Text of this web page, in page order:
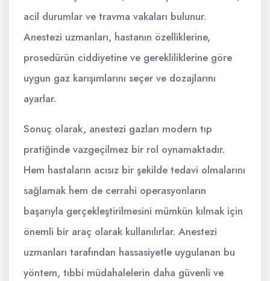
acil durumlar ve travma vakaları bulunur.
Anestezi uzmanları, hastanın özelliklerine,
prosedürün ciddiyetine ve gerekliliklerine göre
uygun gaz karışımlarını seçer ve dozajlarını
ayarlar.
Sonuç olarak, anestezi gazları modern tıp
pratiğinde vazgeçilmez bir rol oynamaktadır.
Hem hastaların acısız bir şekilde tedavi olmalarını
sağlamak hem de cerrahi operasyonların
başarıyla gerçekleştirilmesini mümkün kılmak için
önemli bir araç olarak kullanılırlar. Anestezi
uzmanları tarafından hassasiyetle uygulanan bu
yöntem, tıbbi müdahalelerin daha güvenli ve